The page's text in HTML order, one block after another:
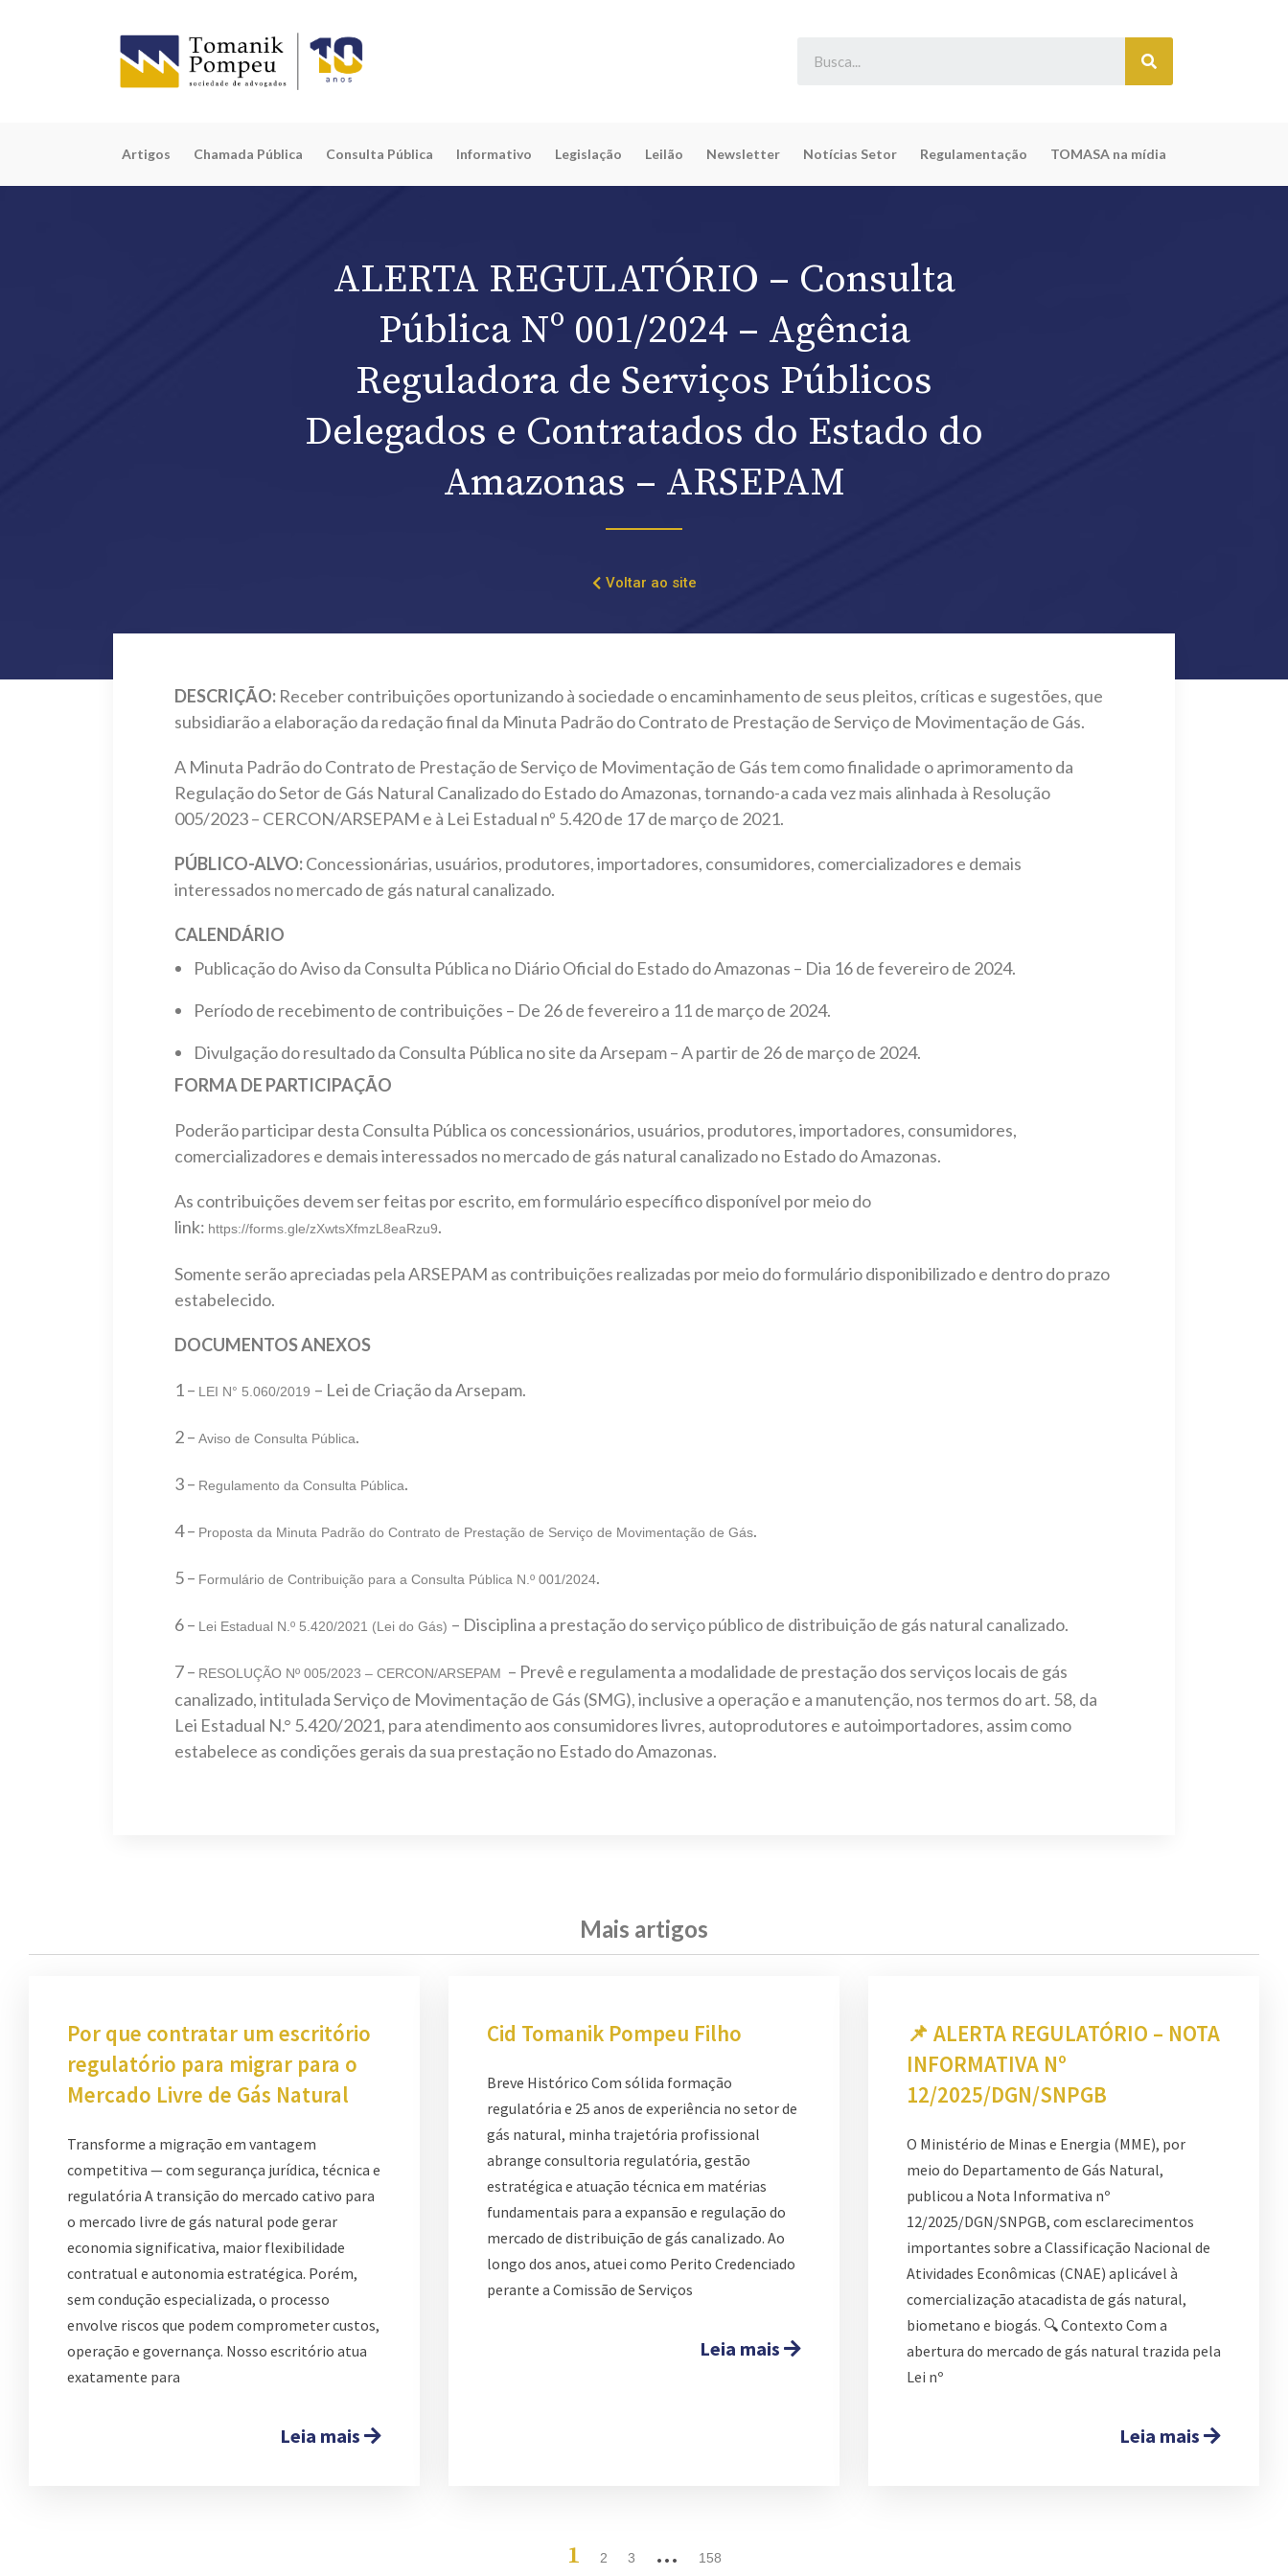
Artigos Chamada Pública Consulta Pública Informativo Legislação Leilão Newsletter Notícias Setor Regulamentação TOMASA na mídia
ALERTA REGULATÓRIO – Consulta
Pública Nº 001/2024 – Agência
Reguladora de Serviços Públicos
Delegados e Contratados do Estado do
Amazonas – ARSEPAM
Voltar ao site
DESCRIÇÃO: Receber contribuições oportunizando à sociedade o encaminhamento de seus pleitos, críticas e sugestões, que
subsidiarão a elaboração da redação final da Minuta Padrão do Contrato de Prestação de Serviço de Movimentação de Gás.
A Minuta Padrão do Contrato de Prestação de Serviço de Movimentação de Gás tem como finalidade o aprimoramento da
Regulação do Setor de Gás Natural Canalizado do Estado do Amazonas, tornando-a cada vez mais alinhada à Resolução
005/2023 – CERCON/ARSEPAM e à Lei Estadual nº 5.420 de 17 de março de 2021.
PÚBLICO-ALVO:Concessionárias, usuários, produtores, importadores, consumidores, comercializadores e demais
interessados no mercado de gás natural canalizado.
CALENDÁRIO
Publicação do Aviso da Consulta Pública no Diário Oficial do Estado do Amazonas – Dia 16 de fevereiro de 2024.
Período de recebimento de contribuições – De 26 de fevereiro a 11 de março de 2024.
Divulgação do resultado da Consulta Pública no site da Arsepam – A partir de 26 de março de 2024.
FORMA DE PARTICIPAÇÃO
Poderão participar desta Consulta Pública os concessionários, usuários, produtores, importadores, consumidores,
comercializadores e demais interessados no mercado de gás natural canalizado no Estado do Amazonas.
As contribuições devem ser feitas por escrito, em formulário específico disponível por meio do
link: https://forms.gle/zXwtsXfmzL8eaRzu9.
Somente serão apreciadas pela ARSEPAM as contribuições realizadas por meio do formulário disponibilizado e dentro do prazo
estabelecido.
DOCUMENTOS ANEXOS
1 – LEI N° 5.060/2019 – Lei de Criação da Arsepam.
2 – Aviso de Consulta Pública.
3 – Regulamento da Consulta Pública.
4 – Proposta da Minuta Padrão do Contrato de Prestação de Serviço de Movimentação de Gás.
5 – Formulário de Contribuição para a Consulta Pública N.º 001/2024.
6 – Lei Estadual N.º 5.420/2021 (Lei do Gás) – Disciplina a prestação do serviço público de distribuição de gás natural canalizado.
7 – RESOLUÇÃO Nº 005/2023 – CERCON/ARSEPAM – Prevê e regulamenta a modalidade de prestação dos serviços locais de gás
canalizado, intitulada Serviço de Movimentação de Gás (SMG), inclusive a operação e a manutenção, nos termos do art. 58, da
Lei Estadual N.° 5.420/2021, para atendimento aos consumidores livres, autoprodutores e autoimportadores, assim como
estabelece as condições gerais da sua prestação no Estado do Amazonas.
Mais artigos
Por que contratar um escritório
regulatório para migrar para o
Mercado Livre de Gás Natural
Transforme a migração em vantagem
competitiva — com segurança jurídica, técnica e
regulatória A transição do mercado cativo para
o mercado livre de gás natural pode gerar
economia significativa, maior flexibilidade
contratual e autonomia estratégica. Porém,
sem condução especializada, o processo
envolve riscos que podem comprometer custos,
operação e governança. Nosso escritório atua
exatamente para
Leia mais
Cid Tomanik Pompeu Filho
Breve Histórico Com sólida formação
regulatória e 25 anos de experiência no setor de
gás natural, minha trajetória profissional
abrange consultoria regulatória, gestão
estratégica e atuação técnica em matérias
fundamentais para a expansão e regulação do
mercado de distribuição de gás canalizado. Ao
longo dos anos, atuei como Perito Credenciado
perante a Comissão de Serviços
Leia mais
📌 ALERTA REGULATÓRIO – NOTA
INFORMATIVA Nº
12/2025/DGN/SNPGB
O Ministério de Minas e Energia (MME), por
meio do Departamento de Gás Natural,
publicou a Nota Informativa nº
12/2025/DGN/SNPGB, com esclarecimentos
importantes sobre a Classificação Nacional de
Atividades Econômicas (CNAE) aplicável à
comercialização atacadista de gás natural,
biometano e biogás. 🔍 Contexto Com a
abertura do mercado de gás natural trazida pela
Lei nº
Leia mais
1 2 3 … 158